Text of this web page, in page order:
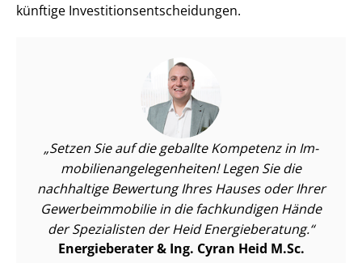
künftige In­ves­ti­ti­ons­ent­schei­dun­gen.
Setzen Sie auf die geballte Kompetenz in Im­
mo­bi­li­en­an­ge­le­gen­hei­ten! Legen Sie die
nachhaltige Bewertung Ihres Hauses oder Ihrer
Ge­wer­be­im­mo­bi­lie in die fachkundigen Hände
der Spezialisten der Heid Energieberatung.
Energieberater & Ing. Cyran Heid M.Sc.